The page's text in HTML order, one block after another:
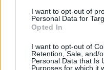
I want to opt-out of
Personal Data for
Opted In
I want to opt-out of
Retention, Sale, and/
Personal Data that Is
Purposes for which it
τέτοια ‘διπλά’
τα μέλη των οποίων
Κλιμένκο πρόσθεσε ότι
συνεργείων